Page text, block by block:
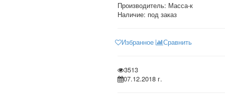
Производитель: Масса-к
Наличие: под заказ
Избранное Сравнить
3513
07.12.2018 г.